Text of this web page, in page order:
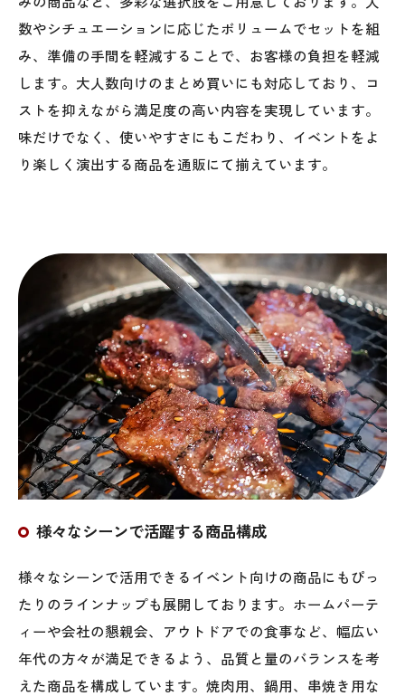
数やシチュエーションに応じたボリュームでセットを組
み、準備の手間を軽減することで、お客様の負担を軽減
します。大人数向けのまとめ買いにも対応しており、コ
ストを抑えながら満足度の高い内容を実現しています。
味だけでなく、使いやすさにもこだわり、イベントをよ
り楽しく演出する商品を通販にて揃えています。
様々なシーンで活躍する商品構成
様々なシーンで活用できるイベント向けの商品にもぴっ
たりのラインナップも展開しております。ホームパーテ
ィーや会社の懇親会、アウトドアでの食事など、幅広い
年代の方々が満足できるよう、品質と量のバランスを考
えた商品を構成しています。焼肉用、鍋用、串焼き用な